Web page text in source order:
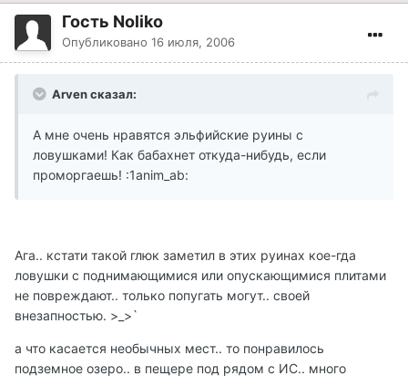
Гость Noliko
Опубликовано 16 июля, 2006
Arven сказал:
А мне очень нравятся эльфийские руины с
ловушками! Как бабахнет откуда-нибудь, если
проморгаешь! :1anim_ab:
Ага.. кстати такой глюк заметил в этих руинах кое-гда
ловушки с поднимающимися или опускающимися плитами
не повреждают.. только попугать могут.. своей
внезапностью. >_>`
а что касается необычных мест.. то понравилось
подземное озеро.. в пещере под рядом с ИС.. много